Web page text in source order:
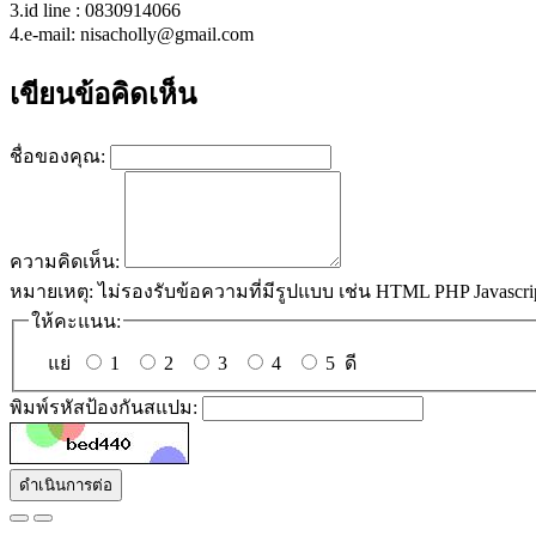
3.id line : 0830914066
4.e-mail: nisacholly@gmail.com
เขียนข้อคิดเห็น
ชื่อของคุณ:
ความคิดเห็น:
หมายเหตุ: ไม่รองรับข้อความที่มีรูปแบบ เช่น HTML PHP
ให้คะแนน:
แย่ 1 2 3 4 5 ดี
พิมพ์รหัสป้องกันสแปม:
ดำเนินการต่อ